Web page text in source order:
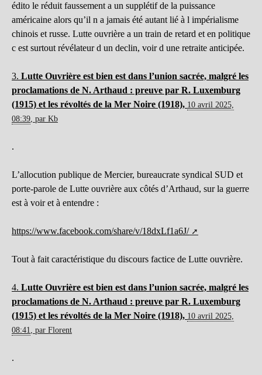
édito le réduit faussement a un supplétif de la puissance
américaine alors qu’il n a jamais été autant lié à l impérialisme
chinois et russe. Lutte ouvrière a un train de retard et en politique
c est surtout révélateur d un declin, voir d une retraite anticipée.
3. Lutte Ouvrière est bien est dans l’union sacrée, malgré les
proclamations de N. Arthaud : preuve par R. Luxemburg
(1915) et les révoltés de la Mer Noire (1918), 10 avril 2025,
08:39, par Kb
.
L’allocution publique de Mercier, bureaucrate syndical SUD et
porte-parole de Lutte ouvrière aux côtés d’Arthaud, sur la guerre
est à voir et à entendre :
https://www.facebook.com/share/v/18dxLf1a6J/
Tout à fait caractéristique du discours factice de Lutte ouvrière.
4. Lutte Ouvrière est bien est dans l’union sacrée, malgré les
proclamations de N. Arthaud : preuve par R. Luxemburg
(1915) et les révoltés de la Mer Noire (1918), 10 avril 2025,
08:41, par Florent
.